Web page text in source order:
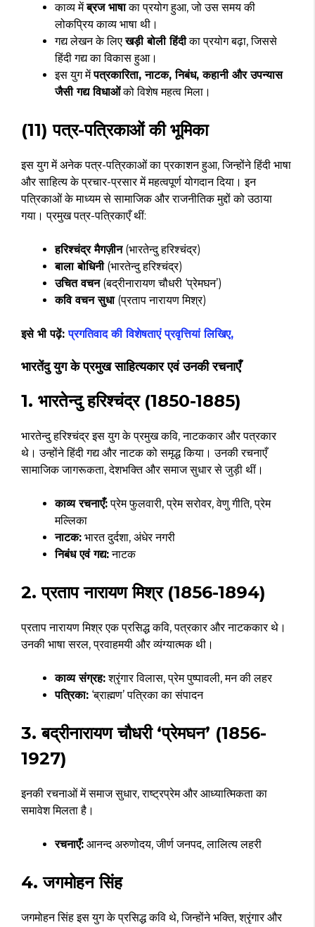
काव्य मेंब्रज भाषाका प्रयोग हुआ, जो उस समय की
लोकप्रिय काव्य भाषा थी।
गद्य लेखन के लिएखड़ी बोली हिंदीका प्रयोग बढ़ा, जिससे
हिंदी गद्य का विकास हुआ।
इस युग मेंपत्रकारिता, नाटक, निबंध, कहानी और उपन्यास
जैसी गद्य विधाओंको विशेष महत्व मिला।
(11) पत्र-पत्रिकाओं की भूमिका
इस युग में अनेक पत्र-पत्रिकाओं का प्रकाशन हुआ, जिन्होंने हिंदी भाषा
और साहित्य के प्रचार-प्रसार में महत्वपूर्ण योगदान दिया। इन
पत्रिकाओं के माध्यम से सामाजिक और राजनीतिक मुद्दों को उठाया
गया। प्रमुख पत्र-पत्रिकाएँ थीं:
हरिश्चंद्र मैगज़ीन(भारतेन्दु हरिश्चंद्र)
बाला बोधिनी(भारतेन्दु हरिश्चंद्र)
उचित वचन(बद्रीनारायण चौधरी ‘प्रेमघन’)
कवि वचन सुधा(प्रताप नारायण मिश्र)
इसे भी पढ़ें:प्रगतिवाद की विशेषताएं प्रवृत्तियां लिखिए,
भारतेंदु युग के प्रमुख साहित्यकार एवं उनकी रचनाएँ
1. भारतेन्दु हरिश्चंद्र (1850-1885)
भारतेन्दु हरिश्चंद्र इस युग के प्रमुख कवि, नाटककार और पत्रकार
थे। उन्होंने हिंदी गद्य और नाटक को समृद्ध किया। उनकी रचनाएँ
सामाजिक जागरूकता, देशभक्ति और समाज सुधार से जुड़ी थीं।
काव्य रचनाएँ:प्रेम फुलवारी, प्रेम सरोवर, वेणु गीति, प्रेम
मल्लिका
नाटक: भारत दुर्दशा, अंधेर नगरी
निबंध एवं गद्य:नाटक
2. प्रताप नारायण मिश्र (1856-1894)
प्रताप नारायण मिश्र एक प्रसिद्ध कवि, पत्रकार और नाटककार थे।
उनकी भाषा सरल, प्रवाहमयी और व्यंग्यात्मक थी।
काव्य संग्रह:श्रृंगार विलास, प्रेम पुष्पावली, मन की लहर
पत्रिका: ‘ब्राह्मण’ पत्रिका का संपादन
3. बद्रीनारायण चौधरी ‘प्रेमघन’ (1856-
1927)
इनकी रचनाओं में समाज सुधार, राष्ट्रप्रेम और आध्यात्मिकता का
समावेश मिलता है।
रचनाएँ: आनन्द अरुणोदय, जीर्ण जनपद, लालित्य लहरी
4. जगमोहन सिंह
जगमोहन सिंह इस युग के प्रसिद्ध कवि थे, जिन्होंने भक्ति, श्रृंगार और